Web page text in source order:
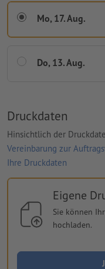
Mo, 17. Aug.
Do, 13. Aug.
Druckdaten
Hinsichtlich der
Vereinbarung zur
Ihre Druckdaten
Eigene
Sie können
hochladen.